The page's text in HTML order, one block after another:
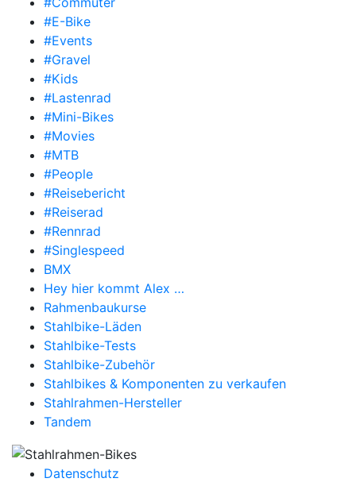
#E-Bike
#Events
#Gravel
#Kids
#Lastenrad
#Mini-Bikes
#Movies
#MTB
#People
#Reisebericht
#Reiserad
#Rennrad
#Singlespeed
BMX
Hey hier kommt Alex …
Rahmenbaukurse
Stahlbike-Läden
Stahlbike-Tests
Stahlbike-Zubehör
Stahlbikes & Komponenten zu verkaufen
Stahlrahmen-Hersteller
Tandem
Datenschutz